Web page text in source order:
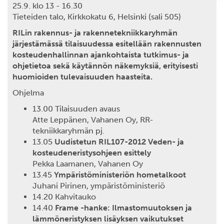
25.9. klo 13 - 16.30
Tieteiden talo, Kirkkokatu 6, Helsinki (sali 505)
RILin rakennus- ja rakennetekniikkaryhmän
järjestämässä tilaisuudessa esitellään rakennusten
kosteudenhallinnan ajankohtaista tutkimus- ja
ohjetietoa sekä käytännön näkemyksiä, erityisesti
huomioiden tulevaisuuden haasteita.
Ohjelma
13.00 Tilaisuuden avaus
Atte Leppänen, Vahanen Oy, RR-
tekniikkaryhmän pj.
13.05 Uudistetun RIL107-2012 Veden- ja
kosteudeneristysohjeen esittely
Pekka Laamanen, Vahanen Oy
13.45 Ympäristöministeriön hometalkoot
Juhani Pirinen, ympäristöministeriö
14.20 Kahvitauko
14.40 Frame -hanke: Ilmastomuutoksen ja
lämmöneristyksen lisäyksen vaikutukset